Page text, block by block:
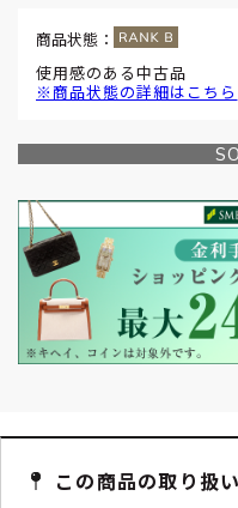
商品状態：
使用感のある中古品
※商品状態の詳細はこちら
この商品の取り扱